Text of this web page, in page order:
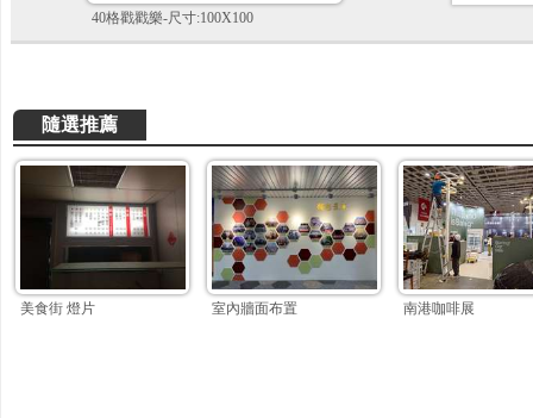
40格戳戳樂-尺寸:100X100
隨選推薦
美食街 燈片 室內牆面布置 南港咖啡展